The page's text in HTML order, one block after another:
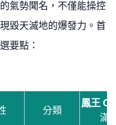
氣勢聞名，不僅能操控
毀天滅地的爆發力。首
要點：
分類
鳳王 CP
滿